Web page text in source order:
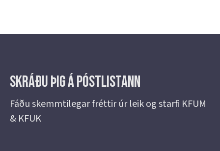
Skráðu þig á Póstlistann
Fáðu skemmtilegar fréttir úr leik og starfi KFUM
& KFUK